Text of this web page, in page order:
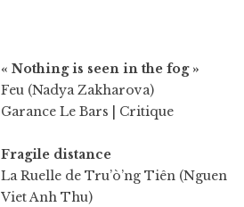
« Nothing is seen in the fog »
Feu (Nadya Zakharova)
Garance Le Bars | Critique
Fragile distance
La Ruelle de Tru’ò’ng Tiên (Nguen
Viet Anh Thu)